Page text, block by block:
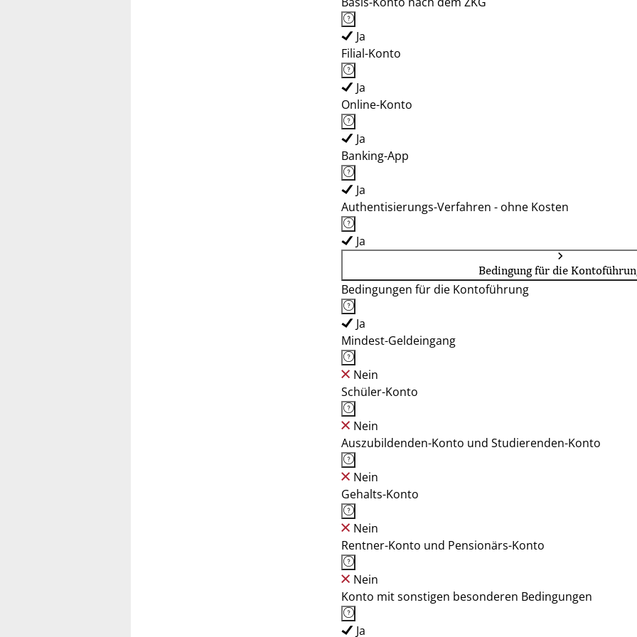
Ja
Filial-Konto
Ja
Online-Konto
Ja
Banking-App
Ja
Authentisierungs-Verfahren - ohne Kosten
Ja
Bedingung für die
Bedingungen für die Kontoführung
Ja
Mindest-Geldeingang
Nein
Schüler-Konto
Nein
Auszubildenden-Konto und Studierenden-Konto
Nein
Gehalts-Konto
Nein
Rentner-Konto und Pensionärs-Konto
Nein
Konto mit sonstigen besonderen Bedingungen
Ja